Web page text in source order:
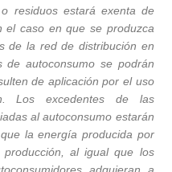
residuos estará exenta de
el caso en que se produzca
de la red de distribución en
de autoconsumo se podrán
de aplicación por el uso
Los excedentes de las
al autoconsumo estarán
la energía producida por
al igual que los